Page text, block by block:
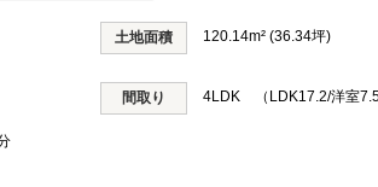
土地面積 120.14m² (36.34坪)
間取り 4LDK （LDK17.2/洋室